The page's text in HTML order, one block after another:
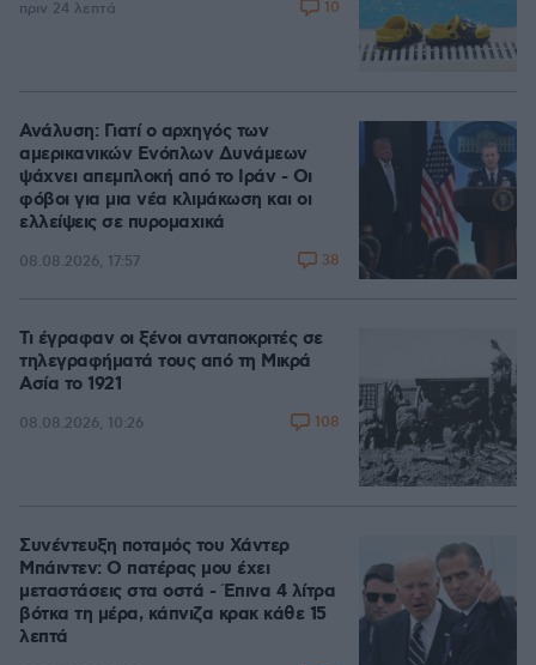
πριν 24 λεπτά 10
Ανάλυση: Γιατί ο αρχηγός των
αμερικανικών Ενόπλων Δυνάμεων
ψάχνει απεμπλοκή από το Ιράν - Οι
φόβοι για μια νέα κλιμάκωση και οι
ελλείψεις σε πυρομαχικά
08.08.2026, 17:57 38
Τι έγραφαν οι ξένοι ανταποκριτές σε
τηλεγραφήματά τους από τη Μικρά
Ασία το 1921
08.08.2026, 10:26 108
Συνέντευξη ποταμός του Χάντερ
Μπάιντεν: Ο πατέρας μου έχει
μεταστάσεις στα οστά - Έπινα 4 λίτρα
βότκα τη μέρα, κάπνιζα κρακ κάθε 15
λεπτά